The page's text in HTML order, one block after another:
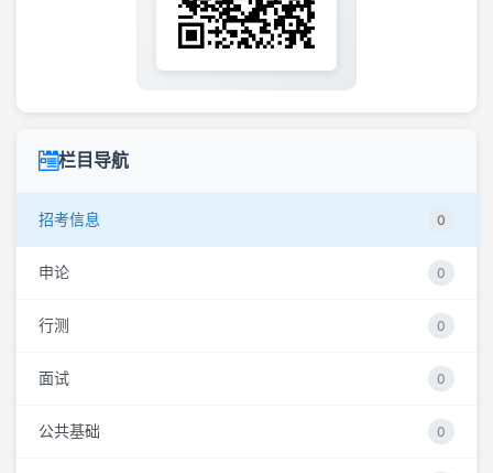
栏目导航
招考信息 0
申论 0
行测 0
面试 0
公共基础 0